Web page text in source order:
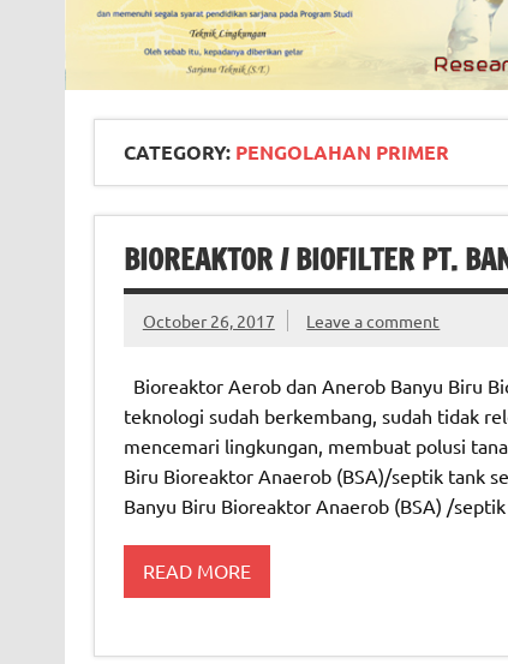
CATEGORY: PENGOLAHAN PRIMER
BIOREAKTOR / BIOFILTER PT.
October 26, 2017 Leave a comment
Bioreaktor Aerob dan Anerob Banyu Biru
teknologi sudah berkembang, sudah tidak
mencemari lingkungan, membuat polusi
Biru Bioreaktor Anaerob (BSA)/septik tank
Banyu Biru Bioreaktor Anaerob (BSA) /
READ MORE